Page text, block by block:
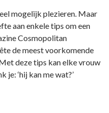
mogelijk plezieren. Maar
aan enkele tips om een
Cosmopolitan
de meest voorkomende
Met deze tips kan elke vrouw
‘hij kan me wat?’